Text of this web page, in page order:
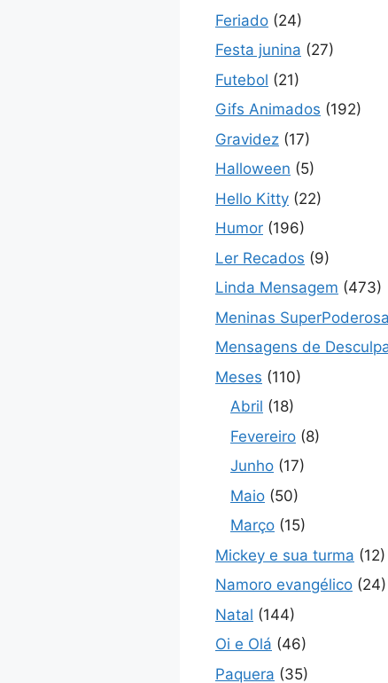
Feriado (24)
Festa junina (27)
Futebol (21)
Gifs Animados (192)
Gravidez (17)
Halloween (5)
Hello Kitty (22)
Humor (196)
Ler Recados (9)
Linda Mensagem (473)
Meninas
Mensagens de
Meses (110)
Abril (18)
Fevereiro (8)
Junho (17)
Maio (50)
Março (15)
Mickey e sua turma (12)
Namoro evangélico (24)
Natal (144)
Oi e Olá (46)
Paquera (35)